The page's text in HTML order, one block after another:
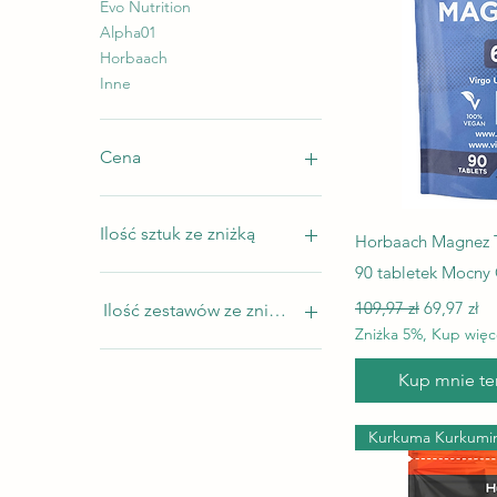
Evo Nutrition
Alpha01
Horbaach
Inne
Cena
Ilość sztuk ze zniżką
1
2
4
Ilość zestawów ze zniżką
1
Horbaach Magnez
90 tabletek Mocny
Regularna cena
109,97 zł Cena
69,97 zł
Zniżka 5%, Kup
Kup mnie
Kurkuma